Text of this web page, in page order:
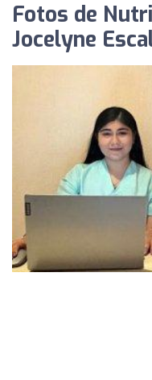
Fotos de
Jocelyne